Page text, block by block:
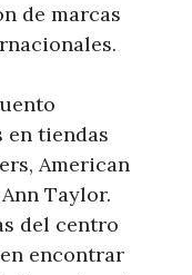
de marcas
en tiendas
American
Taylor.
del centro
encontrar